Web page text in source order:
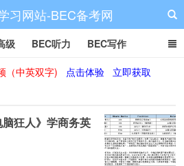
习网站-BEC备考网
级 BEC听力 BEC写作
视频 BEC真题 BEC备考
（中英双字) 点击体验
立即获取
狂人》学商务英